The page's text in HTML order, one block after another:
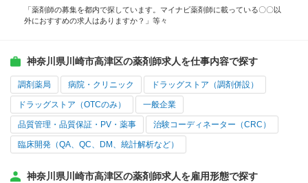
「薬剤師の募集を都内で探しています。マイナビ薬剤師に載っている〇〇以
外におすすめの求人はありますか？」等々
神奈川県川崎市高津区の薬剤師求人を仕事内容で探す
調剤薬局 病院・クリニック ドラッグストア（調剤併設）
ドラッグストア（OTCのみ） 一般企業
品質管理・品質保証・PV・薬事 治験コーディネーター（CRC）
臨床開発（QA、QC、DM、統計解析など）
神奈川県川崎市高津区の薬剤師求人を雇用形態で探す